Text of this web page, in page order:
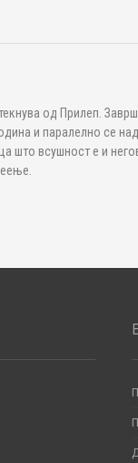
од Прилеп.
и паралелно се
што всушност е и